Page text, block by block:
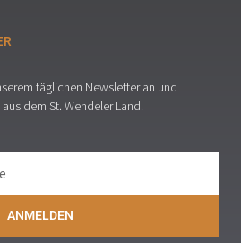
täglichen Newsletter an und
dem St. Wendeler Land.
ANMELDEN